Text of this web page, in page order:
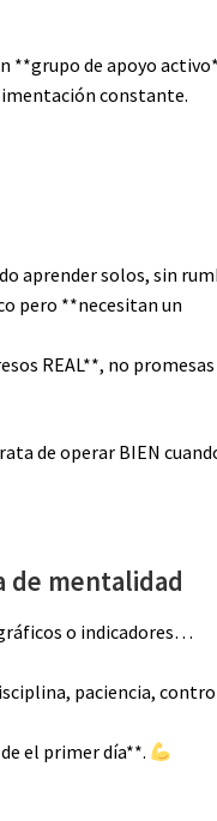
**grupo de apoyo
constante.
aprender solos, sin
pero **necesitan un
REAL**, no promesas
de operar BIEN
de mentalidad
o indicadores…
paciencia,
el primer día**.